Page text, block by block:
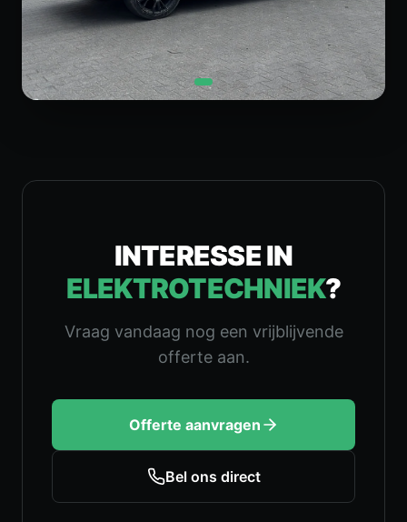
INTERESSE IN
ELEKTROTECHNIEK?
Vraag vandaag nog een vrijblijvende
offerte aan.
Offerte aanvragen
Bel ons direct